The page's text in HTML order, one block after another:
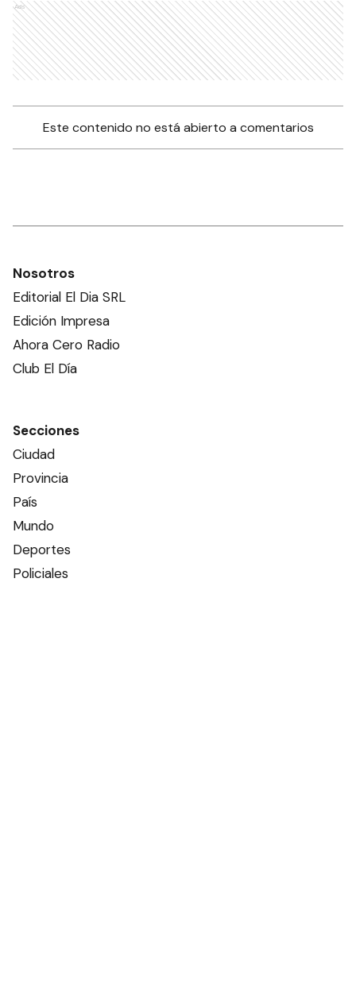
Ads
Este contenido no está abierto a comentarios
Nosotros
Editorial El Dia SRL
Edición Impresa
Ahora Cero Radio
Club El Día
Secciones
Ciudad
Provincia
País
Mundo
Deportes
Policiales